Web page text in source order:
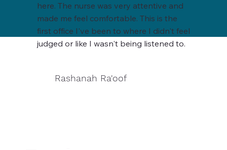
here. The nurse was very attentive and
made me feel comfortable. This is the
first office I've been to where I didn't feel
judged or like I wasn't being listened to.
Rashanah Ra'oof